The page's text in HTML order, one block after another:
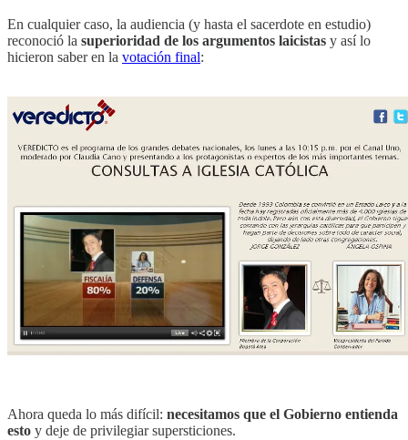
En cualquier caso, la audiencia (y hasta el sacerdote en estudio)
reconoció la superioridad de los argumentos laicistas y así lo
hicieron saber en la votación final:
Ahora queda lo más difícil: necesitamos que el Gobierno entienda
esto y deje de privilegiar supersticiones.